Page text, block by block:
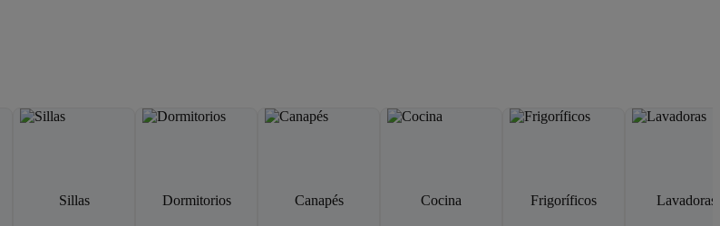
Sillas Dormitorios Canapés Cocina Frigoríficos Lavadoras